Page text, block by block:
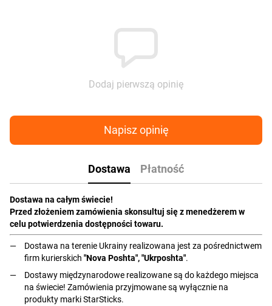
Dodaj pierwszą opinię
Napisz opinię
Dostawa Płatność
Dostawa na całym świecie!
Przed złożeniem zamówienia skonsultuj się z menedżerem w
celu potwierdzenia dostępności towaru.
Dostawa na terenie Ukrainy realizowana jest za pośrednictwem
firm kurierskich "Nova Poshta", "Ukrposhta".
Dostawy międzynarodowe realizowane są do każdego miejsca
na świecie! Zamówienia przyjmowane są wyłącznie na
produkty marki StarSticks.